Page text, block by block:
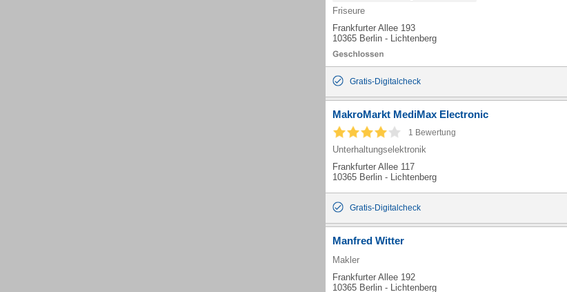
Friseure
Frankfurter Allee 193
10365 Berlin - Lichtenberg
Gratis-Digitalcheck
MakroMarkt MediMax Electronic
1 Bewertung
Unterhaltungselektronik
Frankfurter Allee 117
10365 Berlin - Lichtenberg
Gratis-Digitalcheck
Manfred Witter
Makler
Frankfurter Allee 192
10365 Berlin - Lichtenberg